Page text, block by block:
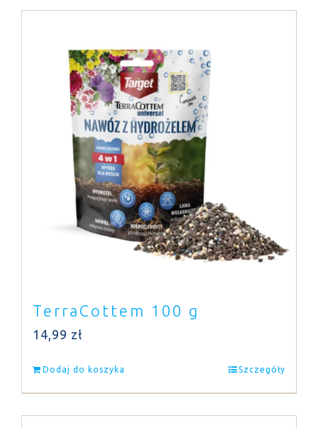
TerraCottem 100 g
14,99 zł
Dodaj do koszyka Szczegóły